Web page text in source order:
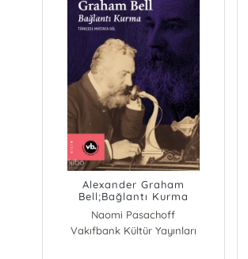
Alexander Graham
Bell;Bağlantı Kurma
Naomi Pasachoff
Vakıfbank Kültür Yayınları